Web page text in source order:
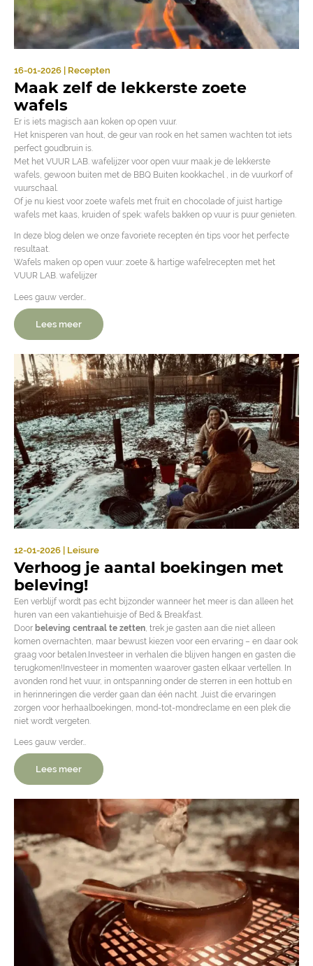
16-01-2026 | Recepten
Maak zelf de lekkerste zoete
wafels
Er is iets magisch aan koken op open vuur.
Het knisperen van hout, de geur van rook en het samen wachten tot iets
perfect goudbruin is.
Met het VUUR LAB. wafelijzer voor open vuur maak je de lekkerste
wafels, gewoon buiten met de BBQ Buiten kookkachel , in de vuurkorf of
vuurschaal.
Of je nu kiest voor zoete wafels met fruit en chocolade of juist hartige
wafels met kaas, kruiden of spek: wafels bakken op vuur is puur genieten.
In deze blog delen we onze favoriete recepten én tips voor het perfecte
resultaat.
Wafels maken op open vuur: zoete & hartige wafelrecepten met het
VUUR LAB. wafelijzer
Lees gauw verder…
Lees meer
12-01-2026 | Leisure
Verhoog je aantal boekingen met
beleving!
Een verblijf wordt pas echt bijzonder wanneer het meer is dan alleen het
huren van een vakantiehuisje of Bed & Breakfast.
Door beleving centraal te zetten , trek je gasten aan die niet alleen
komen overnachten, maar bewust kiezen voor een ervaring – en daar ook
graag voor betalen.Investeer in verhalen die blijven hangen en gasten die
terugkomen!Investeer in momenten waarover gasten elkaar vertellen. In
avonden rond het vuur, in ontspanning onder de sterren in een hottub en
in herinneringen die verder gaan dan één nacht. Juist die ervaringen
zorgen voor herhaalboekingen, mond-tot-mondreclame en een plek die
niet wordt vergeten.
Lees gauw verder…
Lees meer